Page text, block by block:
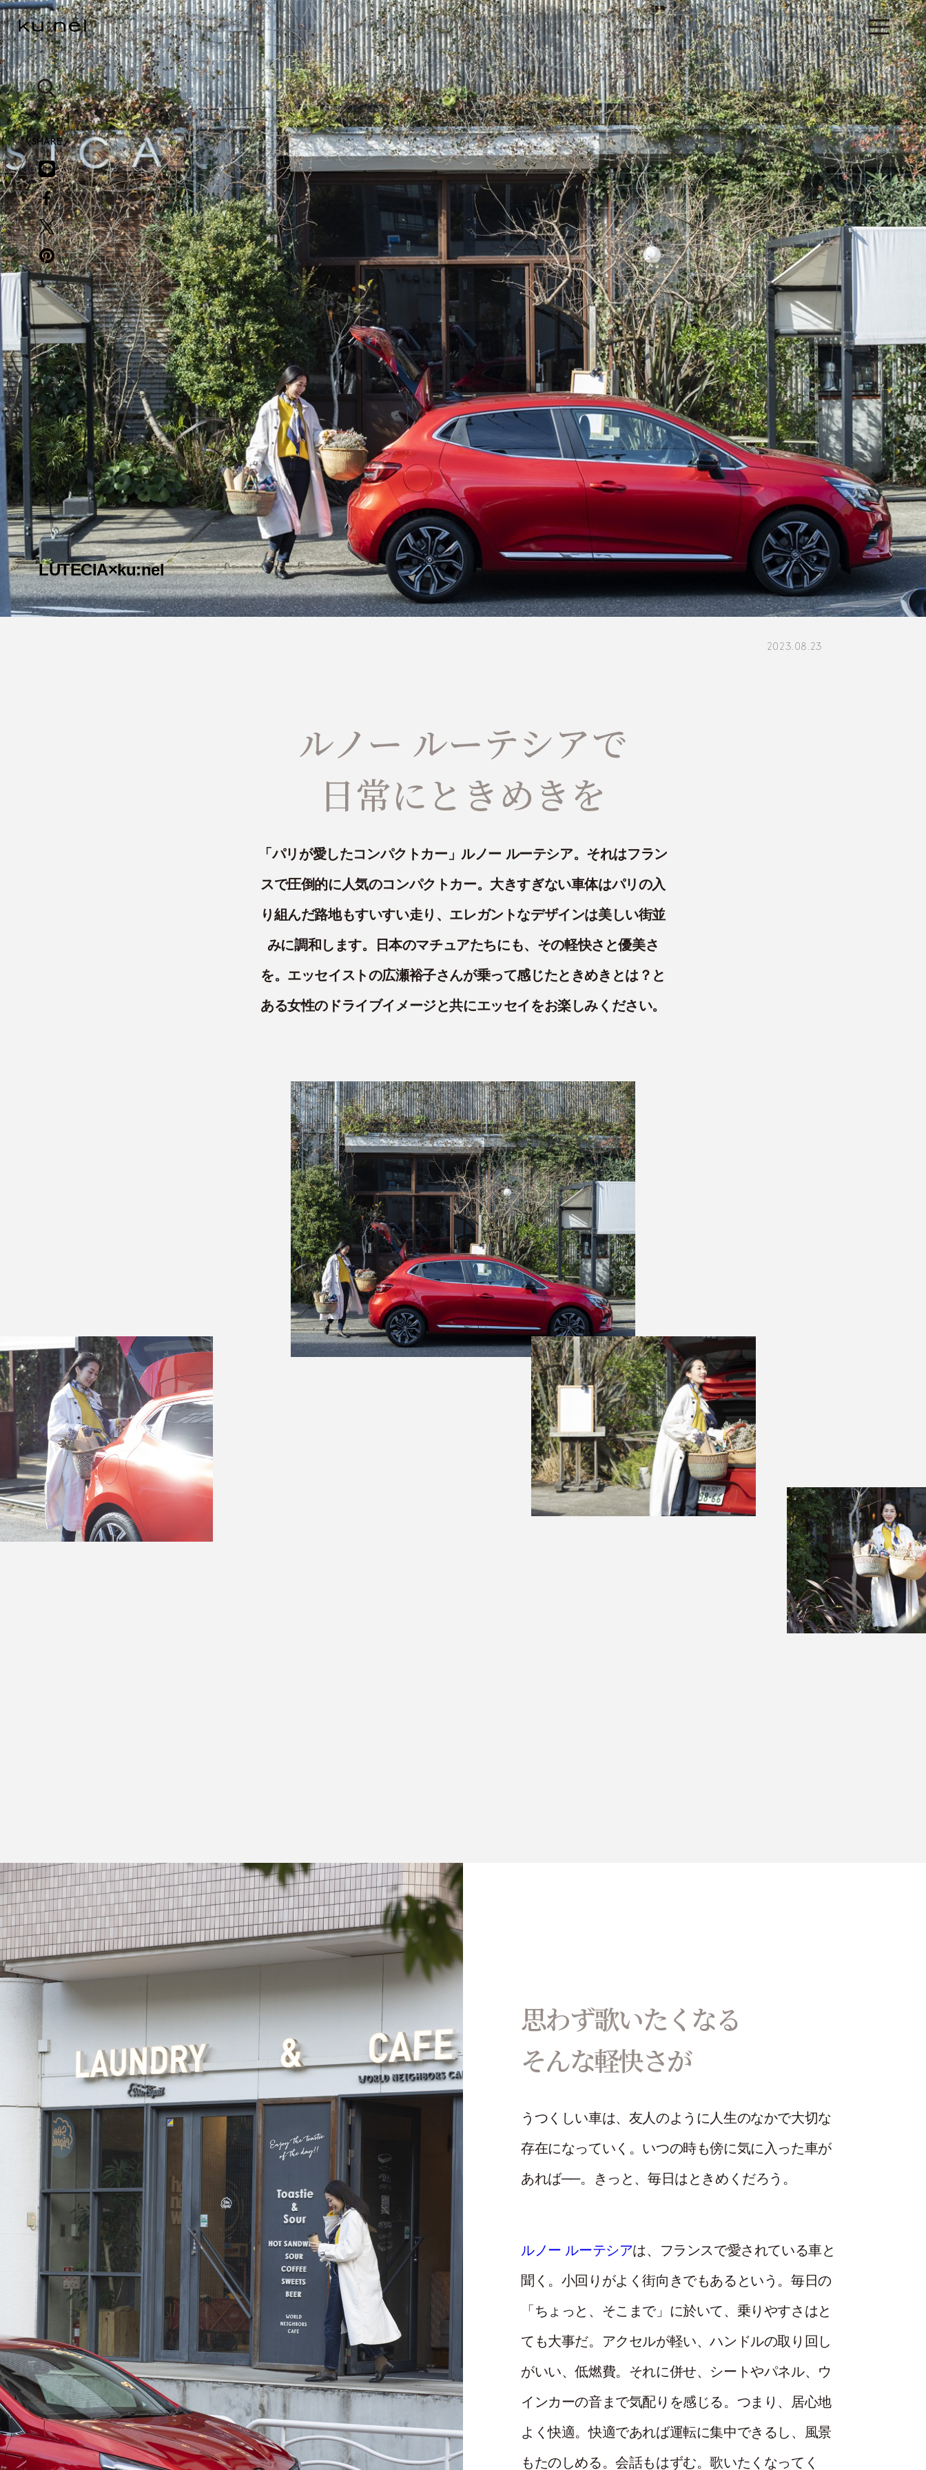
SHARE
LUTECIA×ku:nel
2023.08.23
ルノー ルーテシアで
日常にときめきを
「パリが愛したコンパクトカー」ルノー ルーテシア。それはフラン
スで圧倒的に人気のコンパクトカー。大きすぎない車体はパリの入
り組んだ路地もすいすい走り、エレガントなデザインは美しい街並
みに調和します。日本のマチュアたちにも、その軽快さと優美さ
を。エッセイストの広瀬裕子さんが乗って感じたときめきとは？と
ある女性のドライブイメージと共にエッセイをお楽しみください。
思わず歌いたくなる
そんな軽快さが
うつくしい車は、友人のように人生のなかで大切な
存在になっていく。いつの時も傍に気に入った車が
あれば──。きっと、毎日はときめくだろう。
ルノー ルーテシアは、フランスで愛されている車と
聞く。小回りがよく街向きでもあるという。毎日の
「ちょっと、そこまで」に於いて、乗りやすさはと
ても大事だ。アクセルが軽い、ハンドルの取り回し
がいい、低燃費。それに併せ、シートやパネル、ウ
インカーの音まで気配りを感じる。つまり、居心地
よく快適。快適であれば運転に集中できるし、風景
もたのしめる。会話もはずむ。歌いたくなってく